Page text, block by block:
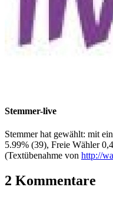
Stemmer-live
Stemmer hat gewählt: mit
5.99% (39), Freie Wähler
(Textübenahme von http://
2 Kommentare